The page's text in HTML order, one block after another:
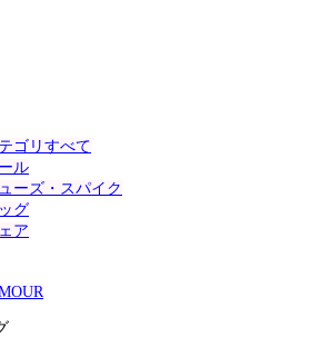
ゴリすべて
ル
ーズ・スパイク
グ
ア